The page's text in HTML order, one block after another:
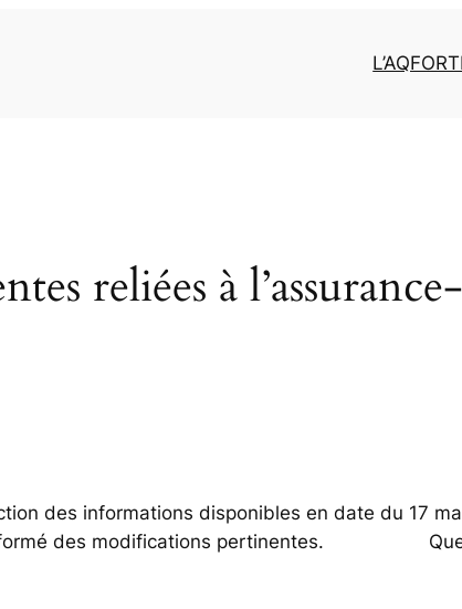
reliées à
des informations disponibles en date du 17
informé des modifications pertinentes.